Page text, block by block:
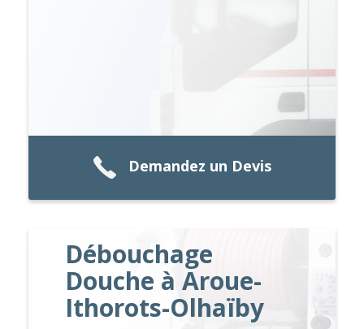
Demandez un Devis
Débouchage
Douche à Aroue-
Ithorots-Olhaïby